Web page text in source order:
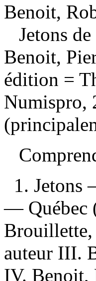
Benoit,
Jetons
Benoit,
édition =
Numispro,
1. Jetons
— Québec
auteur III.
IV. Benoit,